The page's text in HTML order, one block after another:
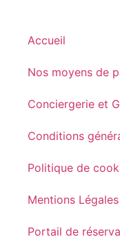
Accueil
Nos moyens de
Conciergerie et
Conditions
Politique de
Mentions Légales
Portail de